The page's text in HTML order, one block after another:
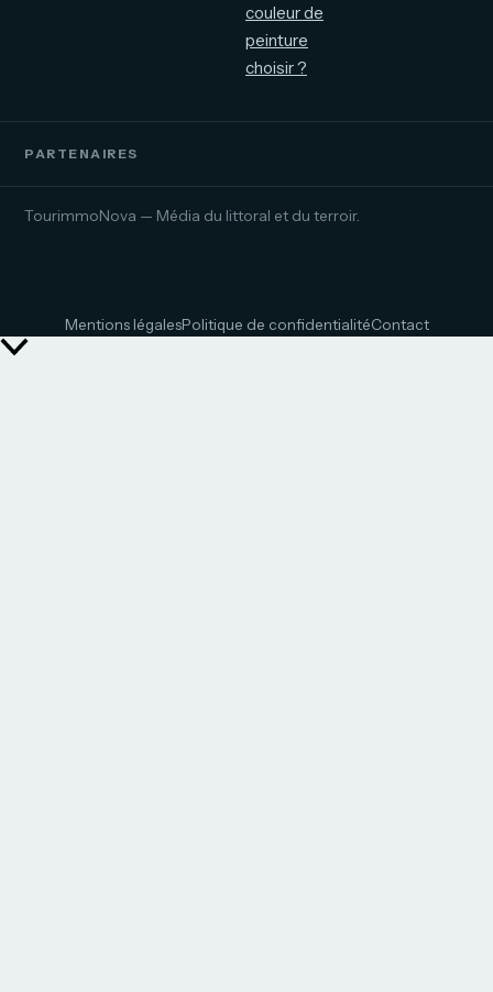
couleur de
peinture
choisir ?
PARTENAIRES
TourimmoNova — Média du littoral et du terroir.
Mentions légalesPolitique de confidentialitéContact
Retour